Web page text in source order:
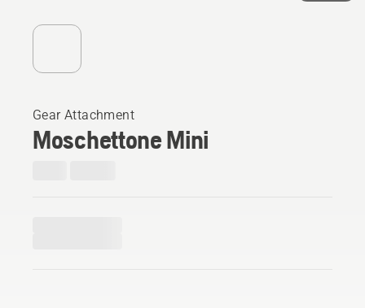
Gear Attachment
Moschettone Mini